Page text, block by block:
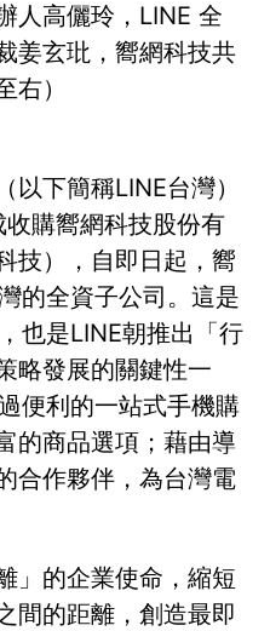
人高儷玲，LINE 全
姜玄玭，嚮網科技共
右）
下簡稱LINE台灣）
購嚮網科技股份有
技），自即日起，嚮
的全資子公司。這是
也是LINE朝推出「行
略發展的關鍵性一
便利的一站式手機購
的商品選項；藉由導
合作夥伴，為台灣電
」的企業使命，縮短
間的距離，創造最即